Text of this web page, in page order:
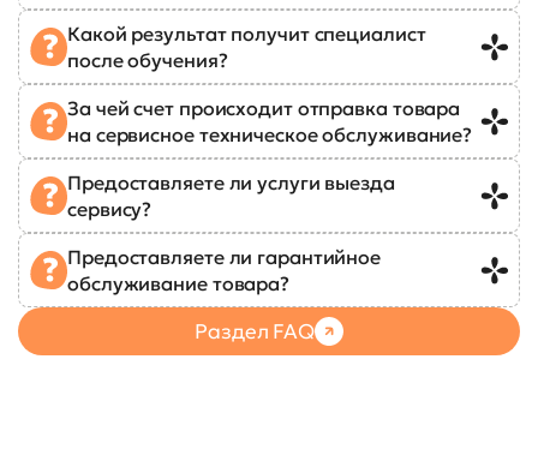
Какой результат получит специалист
после обучения?
За чей счет происходит отправка товара
на сервисное техническое обслуживание?
Предоставляете ли услуги выезда
сервису?
Предоставляете ли гарантийное
обслуживание товара?
Раздел FAQ